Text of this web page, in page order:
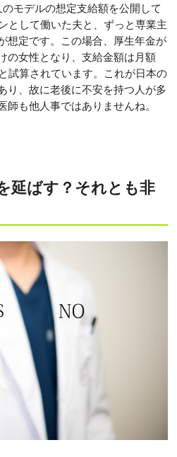
モデルの想定支給額を公開して
として働いた夫と、ずっと専業主
想定です。この場合、厚生年金が
の女性となり、支給金額は月額
試算されています。これが日本の
り、故に老後に不安を持つ人が多
師も他人事ではありませんね。
延ばす？それとも非